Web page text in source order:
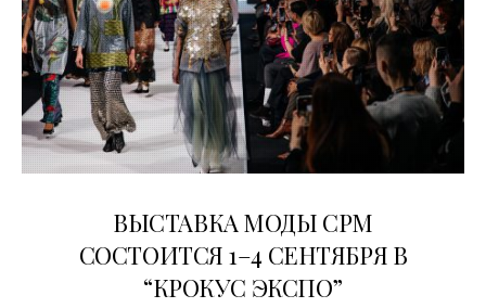
ВЫСТАВКА МОДЫ CPM
СОСТОИТСЯ 1–4 СЕНТЯБРЯ В
“КРОКУС ЭКСПО”